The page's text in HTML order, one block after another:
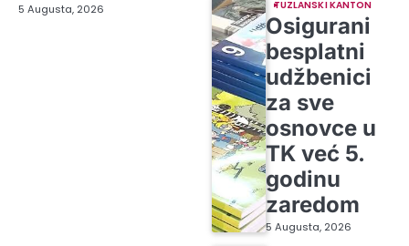
5 Augusta, 2026 TUZLANSKI KANTON
Osigurani
besplatni
udžbenici
za sve
osnovce u
TK već 5.
godinu
zaredom
5 Augusta, 2026